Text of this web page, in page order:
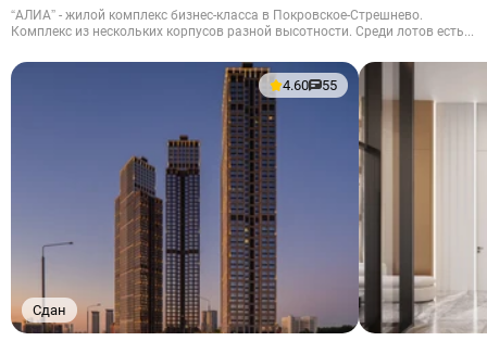
“АЛИА” - жилой комплекс бизнес-класса в Покровское-Стрешнево.
Комплекс из нескольких корпусов разной высотности. Среди лотов есть...
Сдан
4.60 55